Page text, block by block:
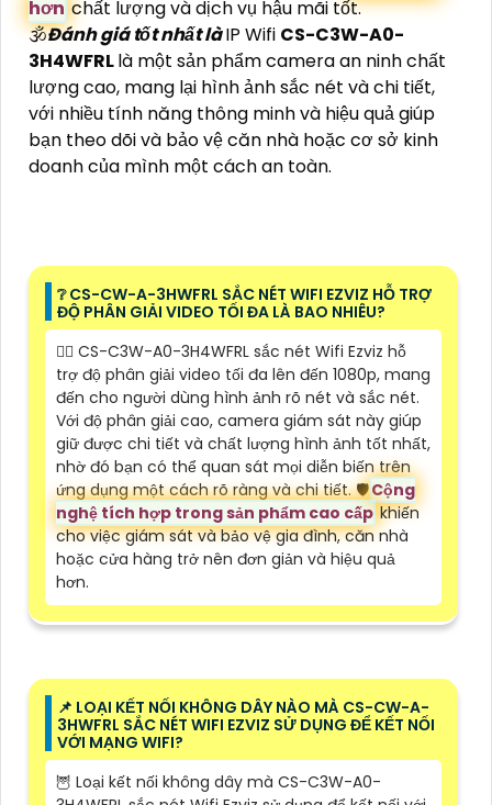
hơn chất lượng và dịch vụ hậu mãi tốt.
🕉️Đánh giá tốt nhất làIP Wifi CS-C3W-A0-
3H4WFRLlà một sản phẩm camera an ninh chất
lượng cao, mang lại hình ảnh sắc nét và chi tiết,
với nhiều tính năng thông minh và hiệu quả giúp
bạn theo dõi và bảo vệ căn nhà hoặc cơ sở kinh
doanh của mình một cách an toàn.
❔ CS-CW-A-3HWFRL SẮC NÉT WIFI EZVIZ HỖ TRỢ
ĐỘ PHÂN GIẢI VIDEO TỐI ĐA LÀ BAO NHIÊU?
🙆‍♀️ CS-C3W-A0-3H4WFRL sắc nét Wifi Ezviz hỗ
trợ độ phân giải video tối đa lên đến 1080p, mang
đến cho người dùng hình ảnh rõ nét và sắc nét.
Với độ phân giải cao, camera giám sát này giúp
giữ được chi tiết và chất lượng hình ảnh tốt nhất,
nhờ đó bạn có thể quan sát mọi diễn biến trên
ứng dụng một cách rõ ràng và chi tiết. 🛡Cộng
nghệ tích hợp trong sản phẩm cao cấpkhiến
cho việc giám sát và bảo vệ gia đình, căn nhà
hoặc cửa hàng trở nên đơn giản và hiệu quả
hơn.
📌 LOẠI KẾT NỐI KHÔNG DÂY NÀO MÀ CS-CW-A-
3HWFRL SẮC NÉT WIFI EZVIZ SỬ DỤNG ĐỂ KẾT NỐI
VỚI MẠNG WIFI?
🦉 Loại kết nối không dây mà CS-C3W-A0-